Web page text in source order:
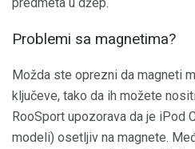
predmeta u džep.
Problemi sa magnetima?
Možda ste oprezni da magneti
ključeve, tako da ih možete
RooSport upozorava da je iPod
modeli) osetljiv na magnete.